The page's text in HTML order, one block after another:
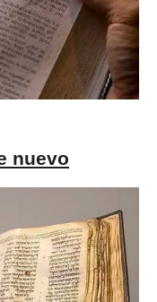
nuevo